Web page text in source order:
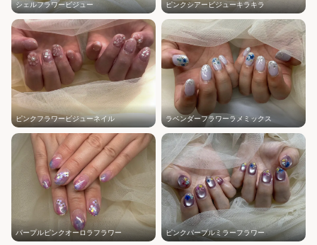
シェルフラワービジュー ピンクシアービジューキラキラ
ピンクフラワービジューネイル ラベンダーフラワーラメミックス
パープルピンクオーロラフラワー ピンクパープルミラーフラワー